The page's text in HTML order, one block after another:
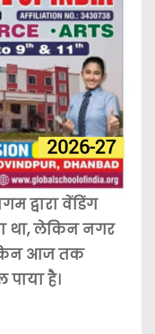
द्वारा वेंडिंग
था, लेकिन नगर
आज तक
है।